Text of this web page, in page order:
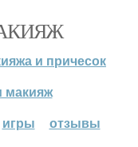
и причесок
макияж
игры отзывы